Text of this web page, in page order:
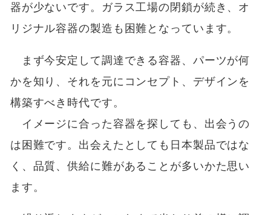
器が少ないです。ガラス工場の閉鎖が続き、オ
リジナル容器の製造も困難となっています。
まず今安定して調達できる容器、パーツが何
かを知り、それを元にコンセプト、デザインを
構築すべき時代です。
イメージに合った容器を探しても、出会うの
は困難です。出会えたとしても日本製品ではな
く、品質、供給に難があることが多いかた思い
ます。